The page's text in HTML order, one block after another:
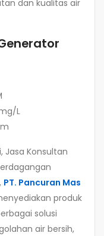
dan kualitas air
L
Jasa Konsultan
PT. Pancuran Mas
produk
solusi
air bersih,